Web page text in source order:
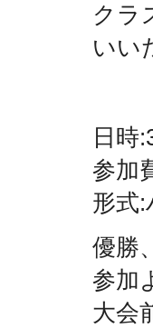
クラ
いい
日時
参加
形式
優勝
参加
大会